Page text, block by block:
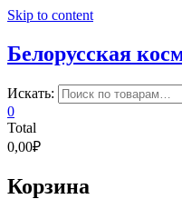
Skip to content
Белорусская
Искать:
0
Total
0,00₽
Корзина